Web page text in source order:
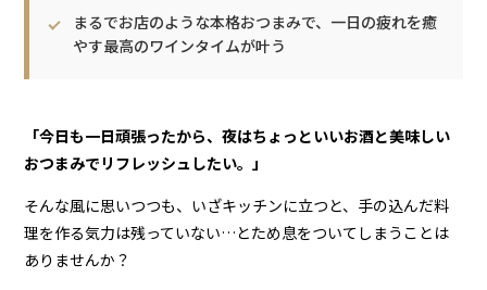
まるでお店のような本格おつまみで、一日の疲れを癒
やす最高のワインタイムが叶う
「今日も一日頑張ったから、夜はちょっといいお酒と美味しい
おつまみでリフレッシュしたい。」
そんな風に思いつつも、いざキッチンに立つと、手の込んだ料
理を作る気力は残っていない…とため息をついてしまうことは
ありませんか？